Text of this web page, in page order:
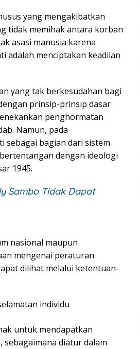
yang mengakibatkan
tidak memihak antara korban
asasi manusia karena
adalah menciptakan keadilan
yang tak berkesudahan bagi
prinsip-prinsip dasar
penghormatan
Namun, pada
sebagai bagian dari sistem
dengan ideologi
1945.
Sambo Tidak Dapat
nasional maupun
mengenai peraturan
dilihat melalui ketentuan-
individu
untuk mendapatkan
diatur dalam